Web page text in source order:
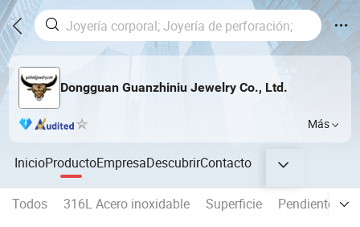
Dongguan Guanzhiniu Jewelry Co., Ltd.
Más
InicioProductoEmpresaDescubrirContacto
Todos 316L Acero inoxidable Superficie Pendiente